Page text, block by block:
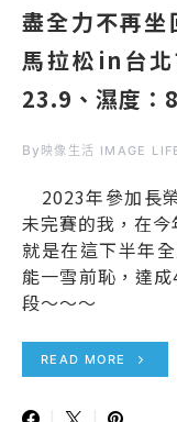
盡全力不再
馬拉松in台
23.9、濕度：
By 映像生活 IMAGE
2023年參加長
未完賽的我，在
就是在這下半年
能一雪前恥，達
段～～～
READ MORE